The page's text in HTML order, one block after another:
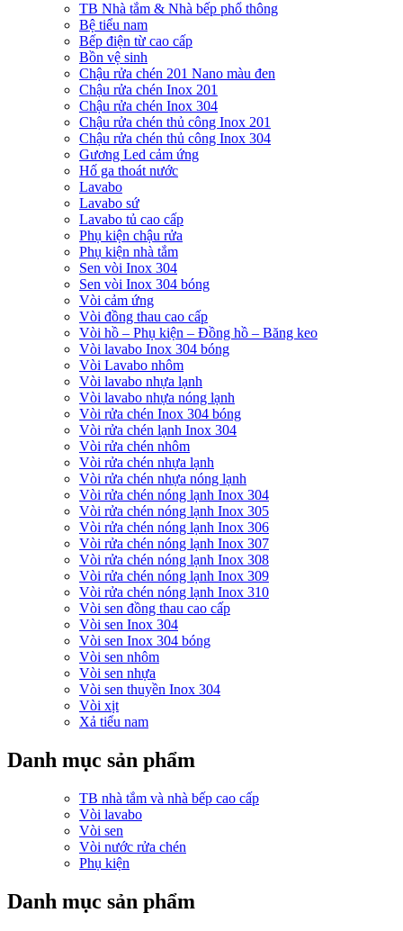
TB Nhà tắm & Nhà bếp phổ thông
Bệ tiểu nam
Bếp điện từ cao cấp
Bồn vệ sinh
Chậu rửa chén 201 Nano màu đen
Chậu rửa chén Inox 201
Chậu rửa chén Inox 304
Chậu rửa chén thủ công Inox 201
Chậu rửa chén thủ công Inox 304
Gương Led cảm ứng
Hố ga thoát nước
Lavabo
Lavabo sứ
Lavabo tủ cao cấp
Phụ kiện chậu rửa
Phụ kiện nhà tắm
Sen vòi Inox 304
Sen vòi Inox 304 bóng
Vòi cảm ứng
Vòi đồng thau cao cấp
Vòi hồ – Phụ kiện – Đồng hồ – Băng keo
Vòi lavabo Inox 304 bóng
Vòi Lavabo nhôm
Vòi lavabo nhựa lạnh
Vòi lavabo nhựa nóng lạnh
Vòi rửa chén Inox 304 bóng
Vòi rửa chén lạnh Inox 304
Vòi rửa chén nhôm
Vòi rửa chén nhựa lạnh
Vòi rửa chén nhựa nóng lạnh
Vòi rửa chén nóng lạnh Inox 304
Vòi rửa chén nóng lạnh Inox 305
Vòi rửa chén nóng lạnh Inox 306
Vòi rửa chén nóng lạnh Inox 307
Vòi rửa chén nóng lạnh Inox 308
Vòi rửa chén nóng lạnh Inox 309
Vòi rửa chén nóng lạnh Inox 310
Vòi sen đồng thau cao cấp
Vòi sen Inox 304
Vòi sen Inox 304 bóng
Vòi sen nhôm
Vòi sen nhựa
Vòi sen thuyền Inox 304
Vòi xịt
Xả tiểu nam
Danh mục sản phẩm
TB nhà tắm và nhà bếp cao cấp
Vòi lavabo
Vòi sen
Vòi nước rửa chén
Phụ kiện
Danh mục sản phẩm